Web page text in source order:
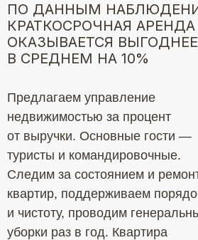
Предлагаем управление
недвижимостью за процент
от выручки. Основные гости —
туристы и командировочные.
Следим за состоянием и
квартир, поддерживаем
и чистоту, проводим
уборки раз в год. Квартира
ПО ДАННЫМ
КРАТКОСРОЧНАЯ АРЕНДА
ОКАЗЫВАЕТСЯ ВЫГОДНЕЕ
В СРЕДНЕМ НА 10%